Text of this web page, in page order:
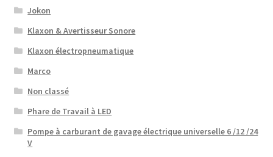
Jokon
Klaxon & Avertisseur Sonore
Klaxon électropneumatique
Marco
Non classé
Phare de Travail à LED
Pompe à carburant de gavage électrique universelle 6 /12 /24
V